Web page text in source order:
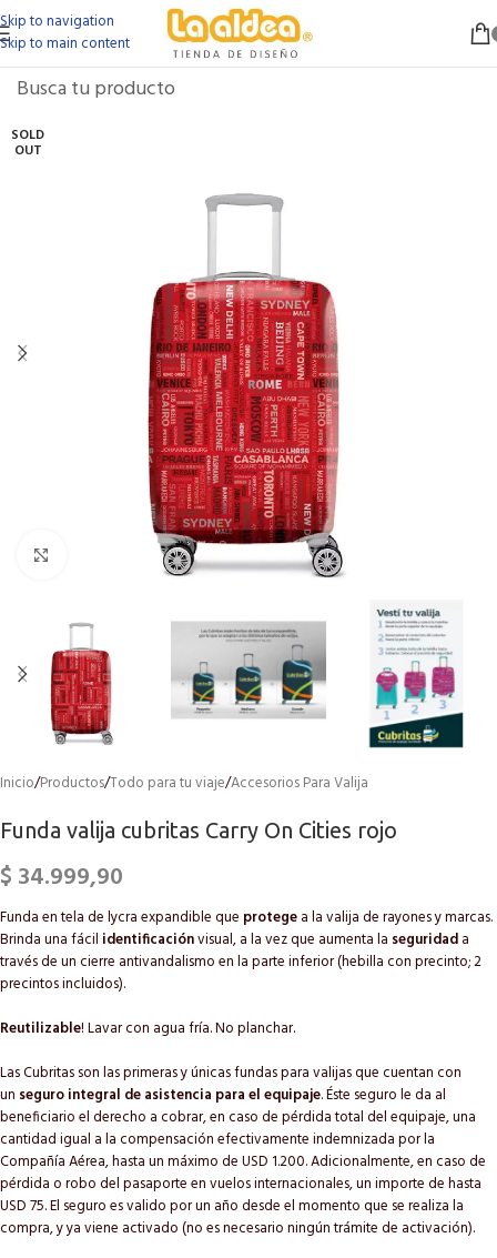
Skip to navigation
Skip to main content
SOLD
OUT
Click to enlarge
Inicio/Productos/Todo para tu viaje/Accesorios Para Valija
Funda valija cubritas Carry On Cities rojo
$ 34.999,90
Funda en tela de lycra expandible que protegea la valija de rayones y marcas.
Brinda una fácil identificaciónvisual, a la vez que aumenta la seguridada
través de un cierre antivandalismo en la parte inferior (hebilla con precinto; 2
precintos incluidos).
Reutilizable! Lavar con agua fría. No planchar.
Las Cubritas son las primeras y únicas fundas para valijas que cuentan con
un seguro integral de asistencia para el equipaje. Éste seguro le da al
beneficiario el derecho a cobrar, en caso de pérdida total del equipaje, una
cantidad igual a la compensación efectivamente indemnizada por la
Compañía Aérea, hasta un máximo de USD 1.200. Adicionalmente, en caso de
pérdida o robo del pasaporte en vuelos internacionales, un importe de hasta
USD 75. El seguro es valido por un año desde el momento que se realiza la
compra, y ya viene activado (no es necesario ningún trámite de activación).